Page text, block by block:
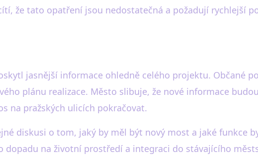
že tato opatření jsou nedostatečná a požadují rychlejší
jasnější informace ohledně celého projektu. Občané
plánu realizace. Město slibuje, že nové informace
na pražských ulicích pokračovat.
diskusi o tom, jaký by měl být nový most a jaké funkce
dopadu na životní prostředí a integraci do stávajícího